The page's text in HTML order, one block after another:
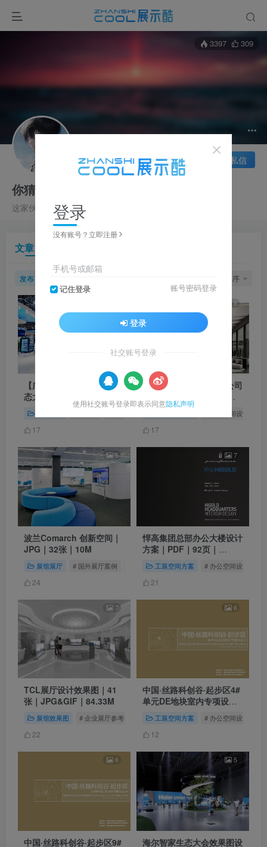
3397 309
你猜你猜我是谁
这家伙很懒，什么都没有写...
关注 私信
文章
发布 排序
【广州】2024数字科技生
态大会量子信息生态展区实
拍照片｜JPG｜206张｜
289.52M
17
6
精彩国际生物科技有限公司
PPTX｜123.35M
# 办公空间设计
17
5
波兰Comarch 创新空间｜
JPG｜32张｜10M
展馆展厅 # 国外展厅案例 # 办公空间 # 波兰展厅
24
7
悍高集团总部办公大楼设计
方案｜PDF｜92页｜
工装空间方案 # 办公空间设计
21
7
TCL展厅设计效果图｜41
张｜JPG&GIF｜84.33M
展馆效果图 # 企业展厅参考图 # TCL展厅 # TCL集团
22
6
中国·丝路科创谷·起步区4#
单元DE地块室内专项设计
｜99页｜PPTX｜138.36M
工装空间方案 # 办公空间设计
12
6
中国·丝路科创谷·起步区9#
5
海尔智家生态大会效果图设
登录
没有账号？立即注册
手机号或邮箱
记住登录 账号密码登录
登录
社交账号登录
使用社交账号登录即表示同意隐私声明